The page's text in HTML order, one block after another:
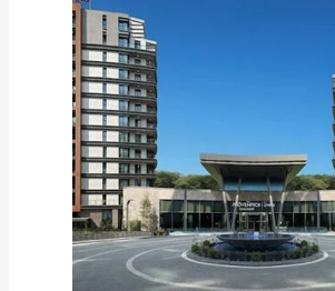
Турция, Стамбул. Mövenpick
Saklivadi 5*
от13 979 ₽
Добавить в вишлист